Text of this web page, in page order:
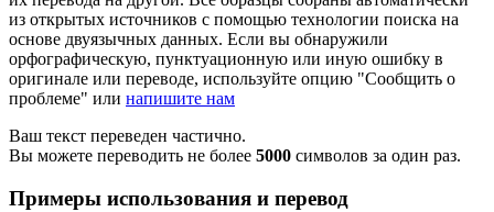
из открытых источников с помощью технологии поиска на
основе двуязычных данных. Если вы обнаружили
орфографическую, пунктуационную или иную ошибку в
оригинале или переводе, используйте опцию "Сообщить о
проблеме" или напишите нам
Ваш текст переведен частично.
Вы можете переводить не более 5000 символов за один раз.
Примеры использования и перевод